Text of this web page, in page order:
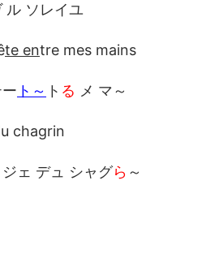
ル ソレイユ
te entre mes mains
ト～ ト る メ マ～
chagrin
ジェ デュ シャグら ～